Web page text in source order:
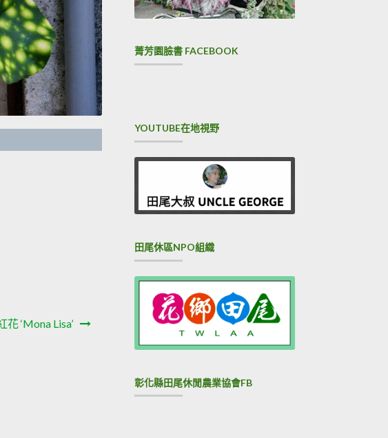
花 ‘Mona Lisa’
菁芳園臉書 FACEBOOK
YOUTUBE在地視野
田尾休區NPO組織
彰化縣田尾休閒農業協會FB